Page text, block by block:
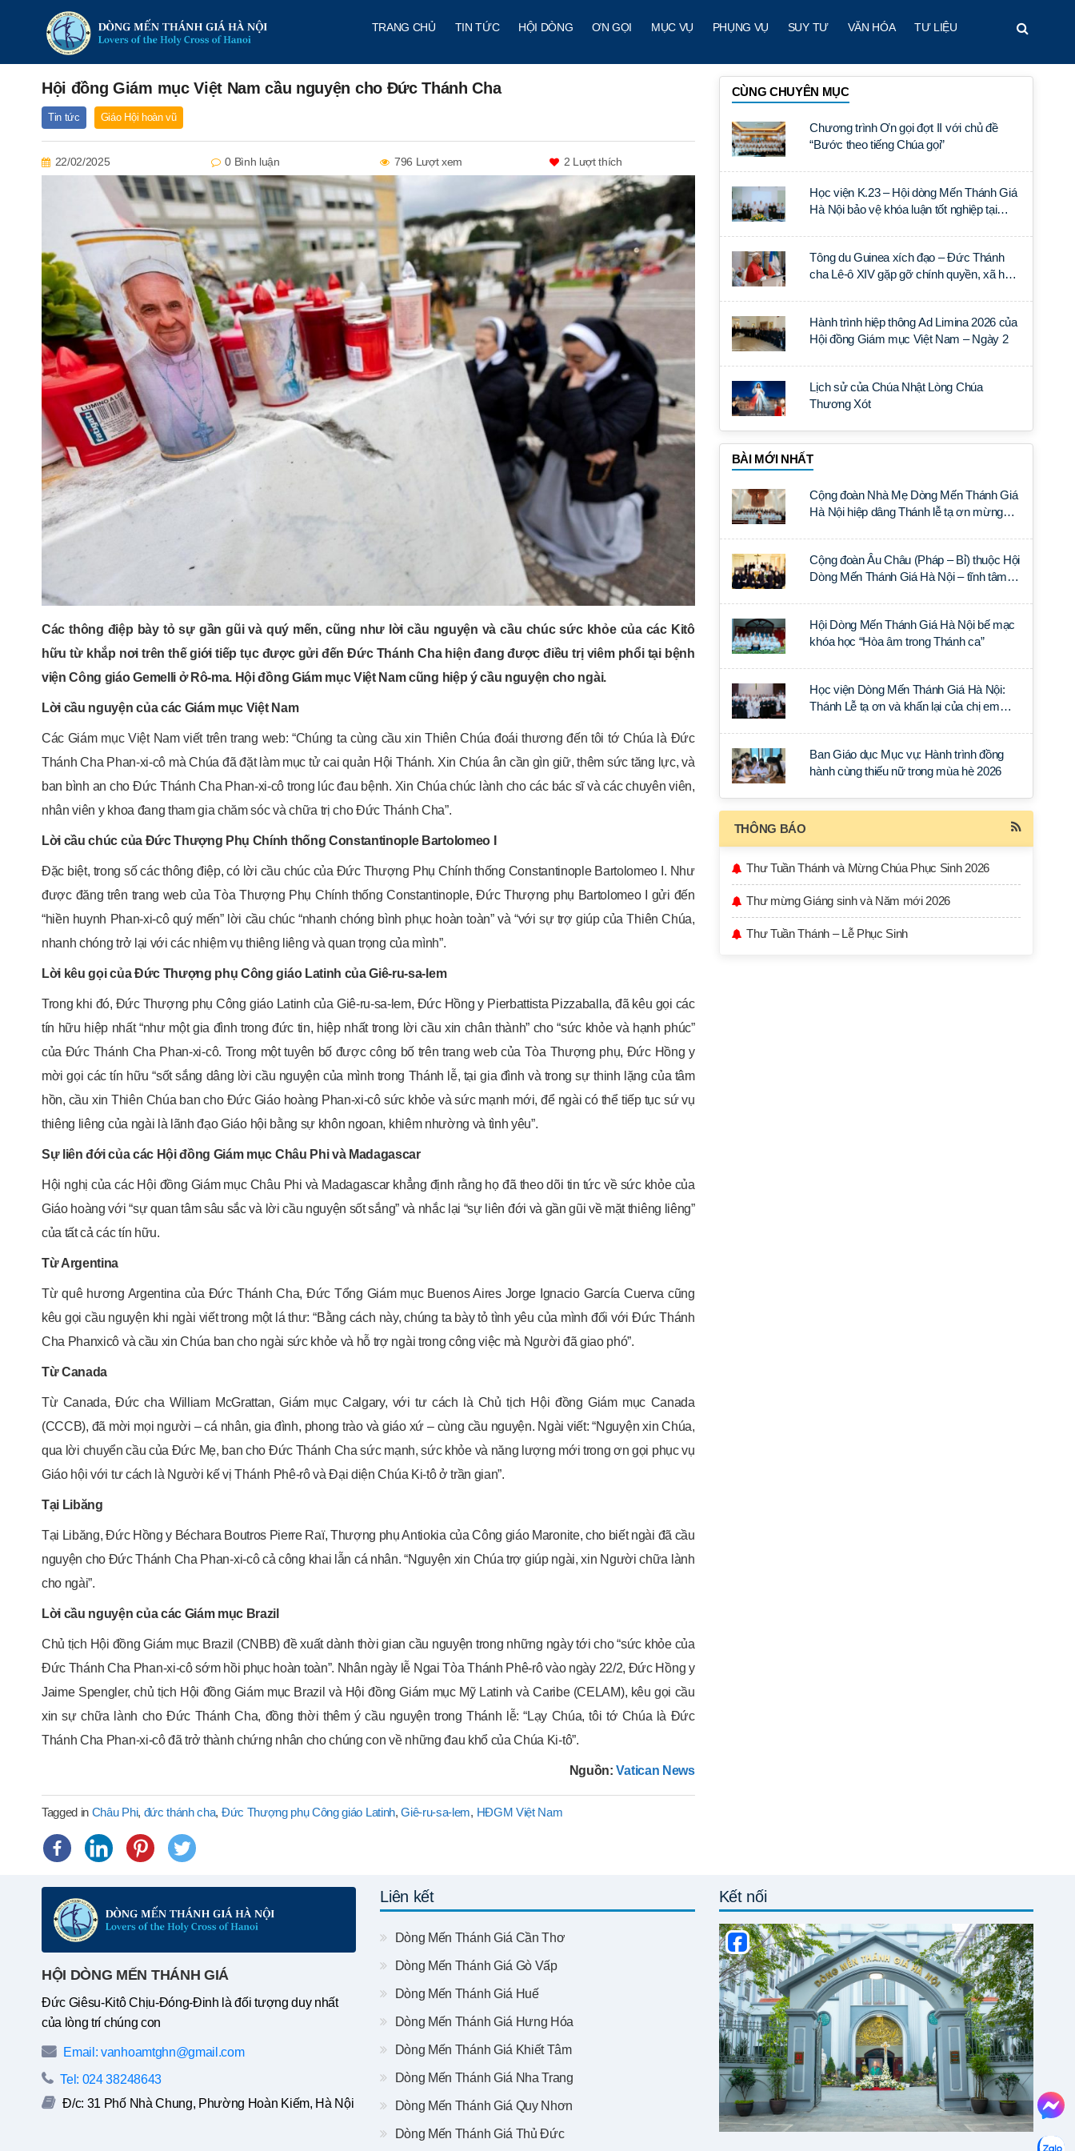
TRANG CHỦ TIN TỨC HỘI DÒNG ƠN GỌI MỤC VỤ PHỤNG VỤ SUY TƯ VĂN HÓA TƯ LIỆU
Hội đồng Giám mục Việt Nam cầu nguyện cho Đức Thánh Cha
Tin tức Giáo Hội hoàn vũ
22/02/2025 0 Bình luận 796 Lượt xem 2 Lượt thích
Các thông điệp bày tỏ sự gần gũi và quý mến, cũng như lời cầu nguyện và cầu chúc sức khỏe của các Kitô
hữu từ khắp nơi trên thế giới tiếp tục được gửi đến Đức Thánh Cha hiện đang được điều trị viêm phổi tại bệnh
viện Công giáo Gemelli ở Rô-ma. Hội đồng Giám mục Việt Nam cũng hiệp ý cầu nguyện cho ngài.
Lời cầu nguyện của các Giám mục Việt Nam
Các Giám mục Việt Nam viết trên trang web: “Chúng ta cùng cầu xin Thiên Chúa đoái thương đến tôi tớ Chúa là Đức
Thánh Cha Phan-xi-cô mà Chúa đã đặt làm mục tử cai quản Hội Thánh. Xin Chúa ân cần gìn giữ, thêm sức tăng lực, và
ban bình an cho Đức Thánh Cha Phan-xi-cô trong lúc đau bệnh. Xin Chúa chúc lành cho các bác sĩ và các chuyên viên,
nhân viên y khoa đang tham gia chăm sóc và chữa trị cho Đức Thánh Cha”.
Lời cầu chúc của Đức Thượng Phụ Chính thống Constantinople Bartolomeo I
Đặc biệt, trong số các thông điệp, có lời cầu chúc của Đức Thượng Phụ Chính thống Constantinople Bartolomeo I. Như
được đăng trên trang web của Tòa Thượng Phụ Chính thống Constantinople, Đức Thượng phụ Bartolomeo I gửi đến
“hiền huynh Phan-xi-cô quý mến” lời cầu chúc “nhanh chóng bình phục hoàn toàn” và “với sự trợ giúp của Thiên Chúa,
nhanh chóng trở lại với các nhiệm vụ thiêng liêng và quan trọng của mình”.
Lời kêu gọi của Đức Thượng phụ Công giáo Latinh của Giê-ru-sa-lem
Trong khi đó, Đức Thượng phụ Công giáo Latinh của Giê-ru-sa-lem, Đức Hồng y Pierbattista Pizzaballa, đã kêu gọi các
tín hữu hiệp nhất “như một gia đình trong đức tin, hiệp nhất trong lời cầu xin chân thành” cho “sức khỏe và hạnh phúc”
của Đức Thánh Cha Phan-xi-cô. Trong một tuyên bố được công bố trên trang web của Tòa Thượng phụ, Đức Hồng y
mời gọi các tín hữu “sốt sắng dâng lời cầu nguyện của mình trong Thánh lễ, tại gia đình và trong sự thinh lặng của tâm
hồn, cầu xin Thiên Chúa ban cho Đức Giáo hoàng Phan-xi-cô sức khỏe và sức mạnh mới, để ngài có thể tiếp tục sứ vụ
thiêng liêng của ngài là lãnh đạo Giáo hội bằng sự khôn ngoan, khiêm nhường và tình yêu”.
Sự liên đới của các Hội đồng Giám mục Châu Phi và Madagascar
Hội nghị của các Hội đồng Giám mục Châu Phi và Madagascar khẳng định rằng họ đã theo dõi tin tức về sức khỏe của
Giáo hoàng với “sự quan tâm sâu sắc và lời cầu nguyện sốt sắng” và nhắc lại “sự liên đới và gần gũi về mặt thiêng liêng”
của tất cả các tín hữu.
Từ Argentina
Từ quê hương Argentina của Đức Thánh Cha, Đức Tổng Giám mục Buenos Aires Jorge Ignacio García Cuerva cũng
kêu gọi cầu nguyện khi ngài viết trong một lá thư: “Bằng cách này, chúng ta bày tỏ tình yêu của mình đối với Đức Thánh
Cha Phanxicô và cầu xin Chúa ban cho ngài sức khỏe và hỗ trợ ngài trong công việc mà Người đã giao phó”.
Từ Canada
Từ Canada, Đức cha William McGrattan, Giám mục Calgary, với tư cách là Chủ tịch Hội đồng Giám mục Canada
(CCCB), đã mời mọi người – cá nhân, gia đình, phong trào và giáo xứ – cùng cầu nguyện. Ngài viết: “Nguyện xin Chúa,
qua lời chuyển cầu của Đức Mẹ, ban cho Đức Thánh Cha sức mạnh, sức khỏe và năng lượng mới trong ơn gọi phục vụ
Giáo hội với tư cách là Người kế vị Thánh Phê-rô và Đại diện Chúa Ki-tô ở trần gian”.
Tại Libăng
Tại Libăng, Đức Hồng y Béchara Boutros Pierre Raï, Thượng phụ Antiokia của Công giáo Maronite, cho biết ngài đã cầu
nguyện cho Đức Thánh Cha Phan-xi-cô cả công khai lẫn cá nhân. “Nguyện xin Chúa trợ giúp ngài, xin Người chữa lành
cho ngài”.
Lời cầu nguyện của các Giám mục Brazil
Chủ tịch Hội đồng Giám mục Brazil (CNBB) đề xuất dành thời gian cầu nguyện trong những ngày tới cho “sức khỏe của
Đức Thánh Cha Phan-xi-cô sớm hồi phục hoàn toàn”. Nhân ngày lễ Ngai Tòa Thánh Phê-rô vào ngày 22/2, Đức Hồng y
Jaime Spengler, chủ tịch Hội đồng Giám mục Brazil và Hội đồng Giám mục Mỹ Latinh và Caribe (CELAM), kêu gọi cầu
xin sự chữa lành cho Đức Thánh Cha, đồng thời thêm ý cầu nguyện trong Thánh lễ: “Lạy Chúa, tôi tớ Chúa là Đức
Thánh Cha Phan-xi-cô đã trở thành chứng nhân cho chúng con về những đau khổ của Chúa Ki-tô”.
Nguồn:Vatican News
Tagged in Châu Phi, đức thánh cha, Đức Thượng phụ Công giáo Latinh,Giê-ru-sa-lem, HĐGM Việt Nam
CÙNG CHUYÊN MỤC
Chương trình Ơn gọi đợt II với chủ đề
“Bước theo tiếng Chúa gọi”
Học viện K.23 – Hội dòng Mến Thánh Giá
Hà Nội bảo vệ khóa luận tốt nghiệp tại
Tông du Guinea xích đạo – Đức Thánh
cha Lê-ô XIV gặp gỡ chính quyền, xã hội
Hành trình hiệp thông Ad Limina 2026 của
Hội đồng Giám mục Việt Nam – Ngày 2
Lịch sử của Chúa Nhật Lòng Chúa
Thương Xót
BÀI MỚI NHẤT
Cộng đoàn Nhà Mẹ Dòng Mến Thánh Giá
Hà Nội hiệp dâng Thánh lễ tạ ơn mừng
Cộng đoàn Âu Châu (Pháp – Bỉ) thuộc Hội
Dòng Mến Thánh Giá Hà Nội – tĩnh tâm
Hội Dòng Mến Thánh Giá Hà Nội bế mạc
khóa học “Hòa âm trong Thánh ca”
Học viện Dòng Mến Thánh Giá Hà Nội:
Thánh Lễ tạ ơn và khấn lại của chị em
Ban Giáo dục Mục vụ: Hành trình đồng
hành cùng thiếu nữ trong mùa hè 2026
THÔNG BÁO
Thư Tuần Thánh và Mừng Chúa Phục Sinh 2026
Thư mừng Giáng sinh và Năm mới 2026
Thư Tuần Thánh – Lễ Phục Sinh
HỘI DÒNG MẾN THÁNH GIÁ
Đức Giêsu-Kitô Chịu-Đóng-Đinh là đối tượng duy nhất
của lòng trí chúng con
Email: vanhoamtghn@gmail.com
Tel: 024 38248643
Đ/c: 31 Phố Nhà Chung, Phường Hoàn Kiếm, Hà Nội
Liên kết
Dòng Mến Thánh Giá Cần Thơ
Dòng Mến Thánh Giá Gò Vấp
Dòng Mến Thánh Giá Huế
Dòng Mến Thánh Giá Hưng Hóa
Dòng Mến Thánh Giá Khiết Tâm
Dòng Mến Thánh Giá Nha Trang
Dòng Mến Thánh Giá Quy Nhơn
Dòng Mến Thánh Giá Thủ Đức
Kết nối